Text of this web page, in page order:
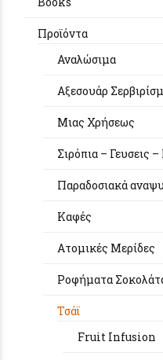
Προϊόντα
Αναλώσιμα
Αξεσουάρ
Μιας Χρήσεως
Σιρόπια – Γευσεις
Παραδοσιακά
Καφές
Aτομικές Μερίδες
Ροφήματα
Τσάϊ
Fruit Infusion